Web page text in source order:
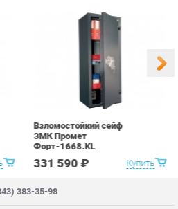
Взломостойкий сейф
О проекте
Контакты
Доставка и Оплата